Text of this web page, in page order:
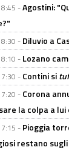
-Agostini:
- Diluvio a
- Lozano
- Contini si
- Corona
la colpa a
- Pioggia
restano sugli